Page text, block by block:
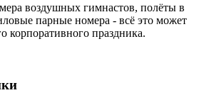
воздушных гимнастов, полёты в
парные номера - всё это может
корпоративного праздника.